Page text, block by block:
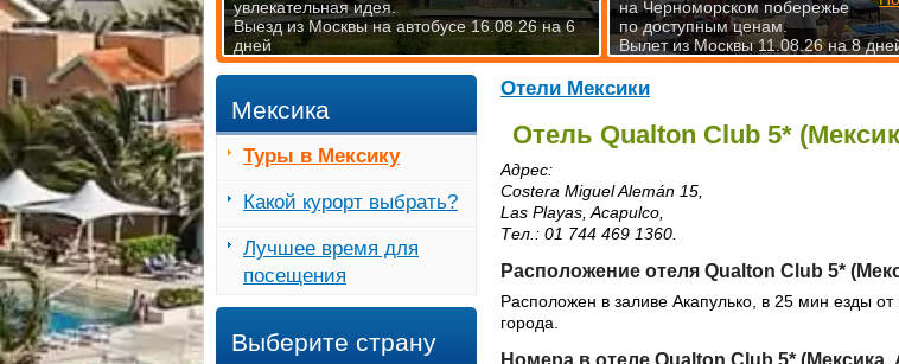
Отели Мексики
Отель Qualton Club 5*
Адрес:
Costera Miguel Alemán 15,
Las Playas, Acapulco,
Тел.: 01 744 469 1360.
Расположение отеля Qualton Club 5*
Расположен в заливе Акапулько, в 25 мин езды
города.
Номера в отеле Qualton Club 5* (Мексика,
Мексика
Туры в Мексику
Какой курорт выбрать?
Лучшее время для
посещения
Выберите страну
увлекательная идея.
Выезд из Москвы на автобусе 16.08.26 на 6
дней
на Черноморском побережье
по доступным ценам.
Вылет из Москвы 11.08.26 на 8